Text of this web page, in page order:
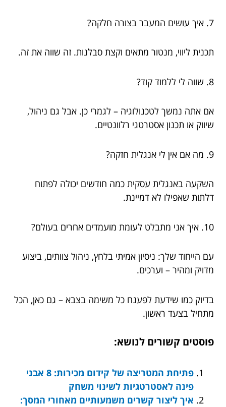
7. איך עושים המעבר בצורה חלקה?
תכנית ליווי, מנטור מתאים וקצת סבלנות. זה שווה את זה.
8. שווה לי ללמוד קוד?
אם אתה נמשך לטכנולוגיה – לגמרי כן. אבל גם ניהול,
שיווק או תכנון אסטרטגי רלוונטיים.
9. מה אם אין לי אנגלית חזקה?
השקעה באנגלית עסקית כמה חודשים יכולה לפתוח
דלתות שאפילו לא דמיינת.
10. איך אני מתבלט לעומת מועמדים אחרים בעולם?
עם הייחוד שלך: ניסיון אמיתי בלחץ, ניהול צוותים, ביצוע
מדויק ומהיר – וערכים.
בדיוק כמו שידעת לפענח כל משימה בצבא – גם כאן, הכל
מתחיל בצעד ראשון.
פוסטים קשורים לנושא:
פתיחת המטריצה של קידום מכירות: 8 אבני
פינה לאסטרטגיות לשינוי משחק
איך ליצור קשרים משמעותיים מאחורי המסך: